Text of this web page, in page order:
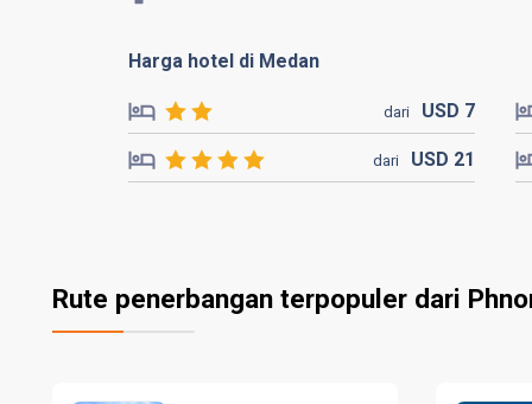
Harga hotel di Medan
dari USD 7
dari USD 21
Rute penerbangan terpopuler dari